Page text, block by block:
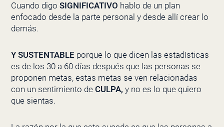
Cuando digo SIGNIFICATIVO hablo de un plan
enfocado desde la parte personal y desde allí crear lo
demás.
Y SUSTENTABLEporque lo que dicen las estadísticas
es de los 30 a 60 días después que las personas se
proponen metas, estas metas se ven relacionadas
con un sentimiento de CULPA, y no es lo que quiero
que sientas.